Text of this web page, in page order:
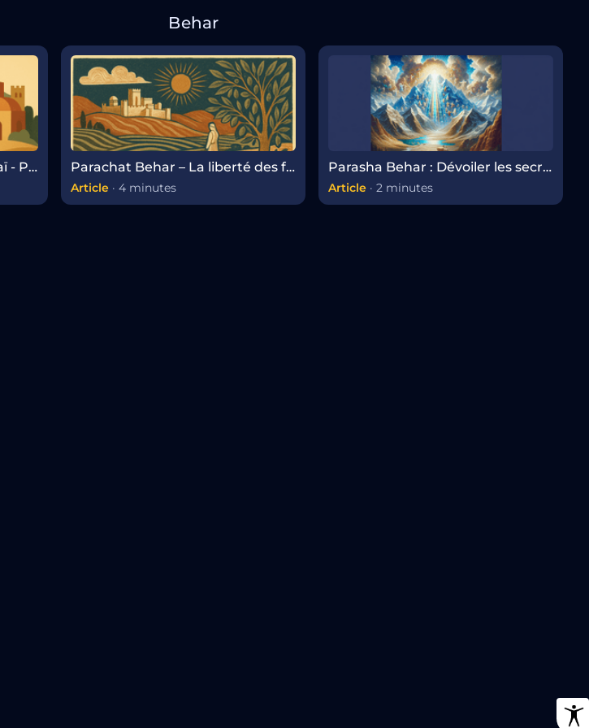
Behar
Parachat Behar-Bechoukotaï - Paracha hebdomadaire Parachat Behar – La liberté des frontières sacrées
Article · 4 minutes
Parasha Behar : Dévoiler les secrets de l'année sabbatique
Article · 2 minutes